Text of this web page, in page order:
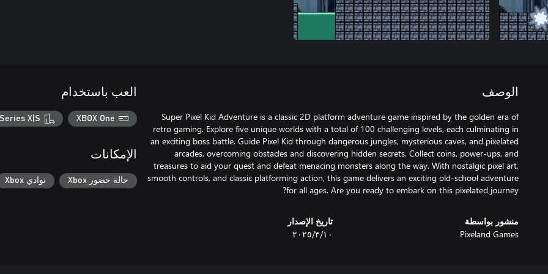
الوصف
Super Pixel Kid Adventure is a classic 2D platform adventure game inspired by the golden era of
retro gaming. Explore five unique worlds with a total of 100 challenging levels, each culminating in
an exciting boss battle. Guide Pixel Kid through dangerous jungles, mysterious caves, and pixelated
arcades, overcoming obstacles and discovering hidden secrets. Collect coins, power-ups, and
treasures to aid your quest and defeat menacing monsters along the way. With nostalgic pixel art,
smooth controls, and classic platforming action, this game delivers an exciting old-school adventure
for all ages. Are you ready to embark on this pixelated journey?
منشور بواسطة
Pixeland Games
تاريخ الإصدار
١٠‏/٣‏/٢٠٢٥
العب باستخدام
XBOX One
X|S
الإمكانات
حالة حضور Xbox نوادي Xbox